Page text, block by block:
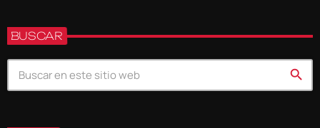
BUSCAR
search